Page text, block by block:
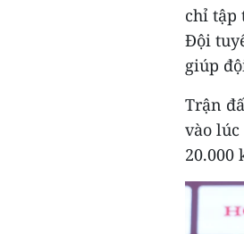
chỉ tập
Đội
giúp
Trận
vào
20.000